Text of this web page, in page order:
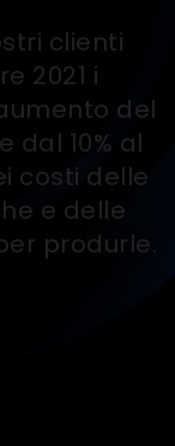
clienti
2021 i
del
dal 10% al
costi delle
e delle
produrle.